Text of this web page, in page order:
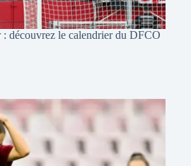
découvrez le calendrier du DFCO